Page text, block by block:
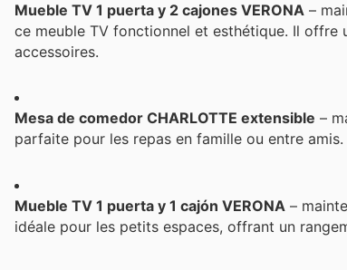
Mueble TV 1 puerta y 2 cajones VERONA –
ce meuble TV fonctionnel et esthétique. Il
accessoires.
Mesa de comedor CHARLOTTE extensible –
parfaite pour les repas en famille ou entre
Mueble TV 1 puerta y 1 cajón VERONA –
idéale pour les petits espaces, offrant un